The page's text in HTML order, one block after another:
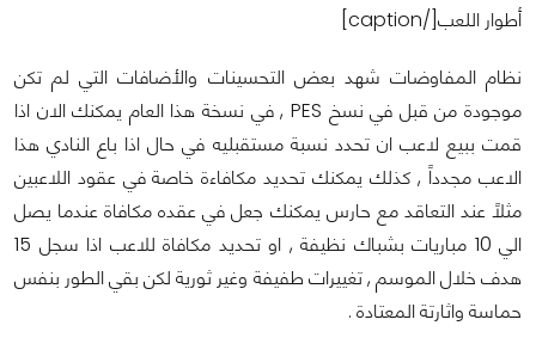
أطوار اللعب[/caption]
نظام المفاوضات شهد بعض التحسينات والأضافات التي لم تكن
موجودة من قبل في نسخ PES , في نسخة هذا العام يمكنك الان اذا
قمت ببيع لاعب ان تحدد نسبة مستقبليه في حال اذا باع النادي هذا
الاعب مجدداً , كذلك يمكنك تحديد مكافاءة خاصة في عقود اللاعبين
مثلاً عند التعاقد مع حارس يمكنك جعل في عقده مكافاة عندما يصل
الي 10 مباريات بشباك نظيفة , او تحديد مكافاة للاعب اذا سجل 15
هدف خلال الموسم , تغييرات طفيفة وغير ثورية لكن بقي الطور بنفس
حماسة واثارتة المعتادة .